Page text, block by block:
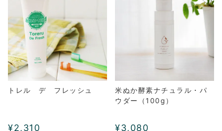
トレル デ フレッシュ
¥2,310
米ぬか酵素ナチュラル・パ
ウダー（100g）
¥3,080